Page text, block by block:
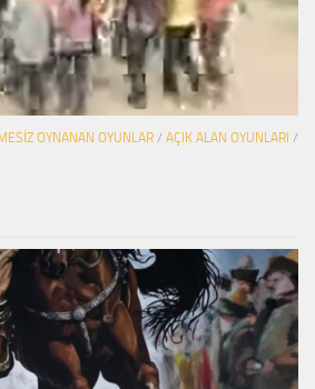
OYNANAN OYUNLAR / AÇIK ALAN OYUNLARI /